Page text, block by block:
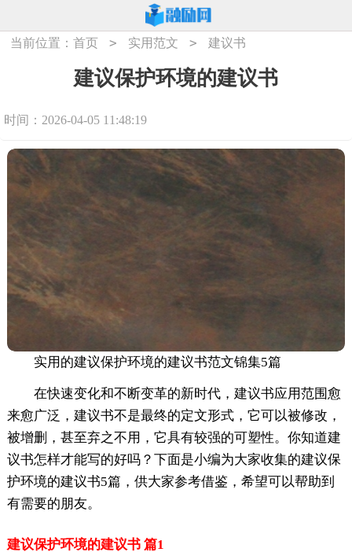
当前位置：首页 > 实用范文 > 建议书
建议保护环境的建议书
时间：2026-04-05 11:48:19
实用的建议保护环境的建议书范文锦集5篇
在快速变化和不断变革的新时代，建议书应用范围愈
来愈广泛，建议书不是最终的定文形式，它可以被修改，
被增删，甚至弃之不用，它具有较强的可塑性。你知道建
议书怎样才能写的好吗？下面是小编为大家收集的建议保
护环境的建议书5篇，供大家参考借鉴，希望可以帮助到
有需要的朋友。
建议保护环境的建议书 篇1